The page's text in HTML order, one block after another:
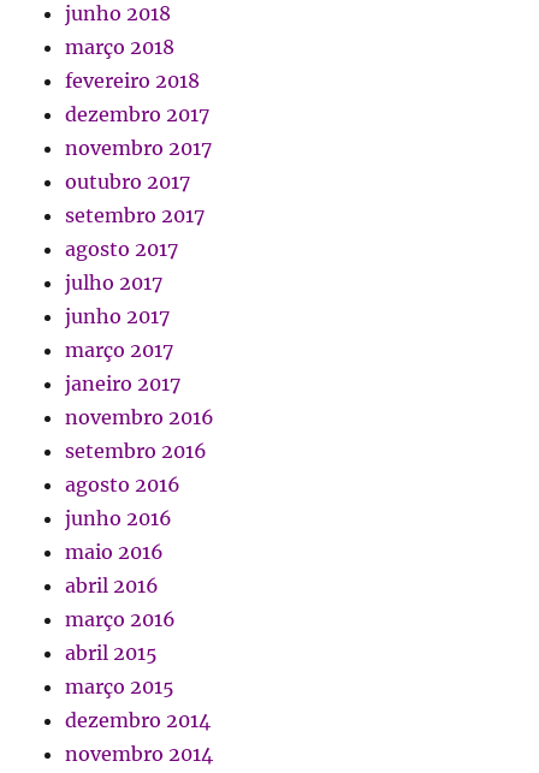
junho 2018
março 2018
fevereiro 2018
dezembro 2017
novembro 2017
outubro 2017
setembro 2017
agosto 2017
julho 2017
junho 2017
março 2017
janeiro 2017
novembro 2016
setembro 2016
agosto 2016
junho 2016
maio 2016
abril 2016
março 2016
abril 2015
março 2015
dezembro 2014
novembro 2014